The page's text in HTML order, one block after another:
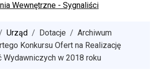
Wewnętrzne - Sygnaliści
Urząd Dotacje
Archiwum
Konkursu Ofert na Realizację
Wydawniczych w 2018 roku